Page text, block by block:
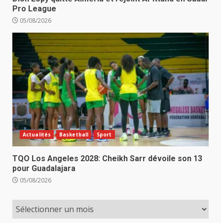
Pro League
05/08/2026
Actualités Basketball Sport
TQO Los Angeles 2028: Cheikh Sarr dévoile son 13
pour Guadalajara
05/08/2026